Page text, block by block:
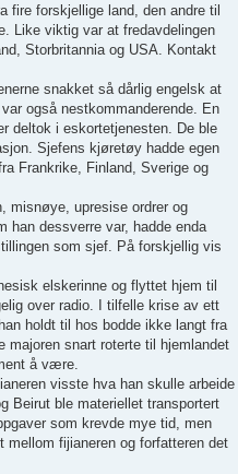
fire forskjellige land, den andre til
Like viktig var at fredavdelingen
Storbritannia og USA. Kontakt
snakket så dårlig engelsk at
også nestkommanderende. En
deltok i eskortetjenesten. De ble
Sjefens kjøretøy hadde egen
Frankrike, Finland, Sverige og
misnøye, upresise ordrer og
han dessverre var, hadde enda
som sjef. På forskjellig vis
elskerinne og flyttet hjem til
over radio. I tilfelle krise av ett
holdt til hos bodde ikke langt fra
majoren snart roterte til hjemlandet
å være.
visste hva han skulle arbeide
Beirut ble materiellet transportert
som krevde mye tid, men
fijianeren og forfatteren det